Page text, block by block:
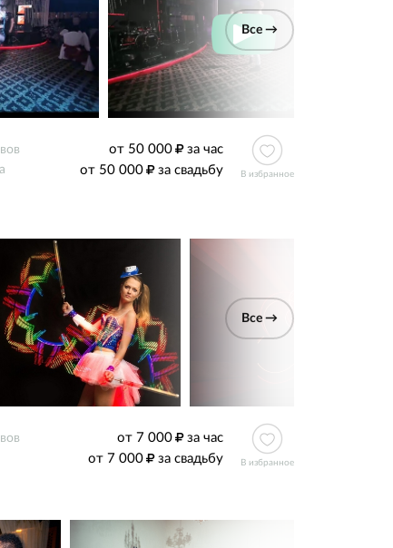
Все →
от 50 000
за час
от 50 000
за свадьбу В избранное
Все →
от 7 000
за час
от 7 000
за свадьбу В избранное